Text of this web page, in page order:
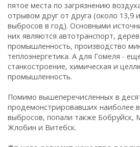
пятое места по загрязнению
отрывом друг от друга (около 13,9
выбросов в год). Основными
них являются автотранспорт,
промышленность, производство
теплоэнергетика. А для Гомеля -
станкостроение, химическая и
промышленность.
Помимо вышеперечисленных в
продемонстрировавших наиболее
выбросов, попали также Бобруйск,
Жлобин и Витебск.